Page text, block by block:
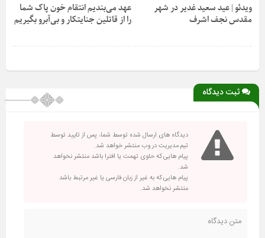
ویدئو | عید سعید غدیر در شهر
مقدس نجف اشرف
عهد می‌بندیم انتقام خون پاک شما
را از قاتلین جنایتکار و بی‌آبرو بگیریم
ثبت دیدگاه
دیدگاه های ارسال شده توسط شما، پس از تایید توسط
تیم مدیریت در وب منتشر خواهد شد.
پیام هایی که حاوی تهمت یا افترا باشد منتشر نخواهد
شد.
پیام هایی که به غیر از زبان فارسی یا غیر مرتبط باشد
منتشر نخواهد شد.